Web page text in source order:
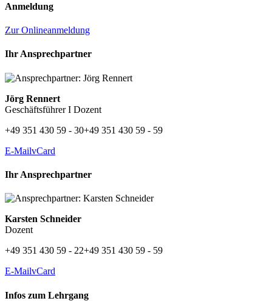
Anmeldung
Zur Onlineanmeldung
Ihr Ansprechpartner
Jörg Rennert
Geschäftsführer I Dozent
+49 351 430 59 - 30+49 351 430 59 - 59
E-MailvCard
Ihr Ansprechpartner
Karsten Schneider
Dozent
+49 351 430 59 - 22+49 351 430 59 - 59
E-MailvCard
Infos zum Lehrgang